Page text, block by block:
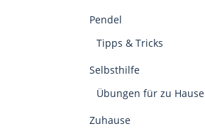
Pendel
Tipps & Tricks
Selbsthilfe
Übungen für zu Hause
Zuhause